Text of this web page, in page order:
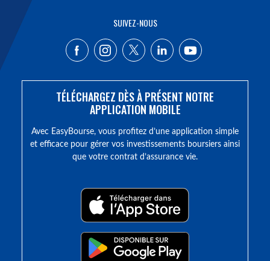
SUIVEZ-NOUS
TÉLÉCHARGEZ DÈS À PRÉSENT NOTRE
APPLICATION MOBILE
Avec EasyBourse, vous profitez d’une application simple
et efficace pour gérer vos investissements boursiers ainsi
que votre contrat d’assurance vie.